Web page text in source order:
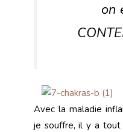
on
Avec la maladie
je souffre, il y a tout